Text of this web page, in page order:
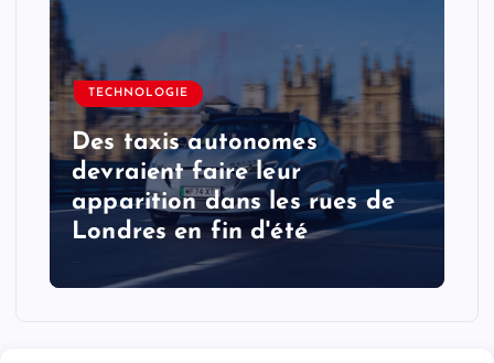
TECHNOLOGIE
Des taxis autonomes
devraient faire leur
apparition dans les rues de
Londres en fin d'été